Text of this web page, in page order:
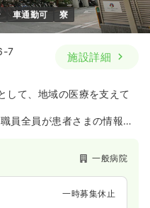
一時募集休止
詳細を見る
車通勤可 寮
7
施設詳細
して、地域の医療を支えて
員全員が患者さまの情報を
ーを開設し、血管内治療を
全国トップレベルの診療実
にフットケアにも力を入れ
一般病院
一時募集休止